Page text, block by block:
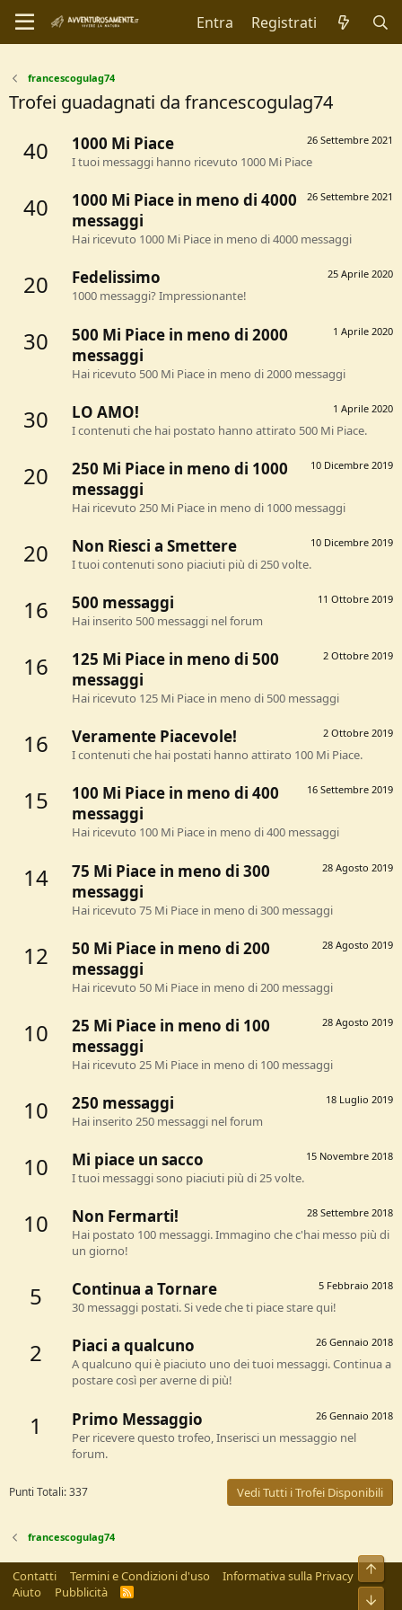
Entra Registrati
francescogulag74
Trofei guadagnati da francescogulag74
40 26 Settembre 2021
1000 Mi Piace
I tuoi messaggi hanno ricevuto 1000 Mi Piace
40 26 Settembre 2021
1000 Mi Piace in meno di 4000
messaggi
Hai ricevuto 1000 Mi Piace in meno di 4000 messaggi
20 25 Aprile 2020
Fedelissimo
1000 messaggi? Impressionante!
30 1 Aprile 2020
500 Mi Piace in meno di 2000
messaggi
Hai ricevuto 500 Mi Piace in meno di 2000 messaggi
30 1 Aprile 2020
LO AMO!
I contenuti che hai postato hanno attirato 500 Mi Piace.
20 10 Dicembre 2019
250 Mi Piace in meno di 1000
messaggi
Hai ricevuto 250 Mi Piace in meno di 1000 messaggi
20 10 Dicembre 2019
Non Riesci a Smettere
I tuoi contenuti sono piaciuti più di 250 volte.
16 11 Ottobre 2019
500 messaggi
Hai inserito 500 messaggi nel forum
16 2 Ottobre 2019
125 Mi Piace in meno di 500
messaggi
Hai ricevuto 125 Mi Piace in meno di 500 messaggi
16 2 Ottobre 2019
Veramente Piacevole!
I contenuti che hai postati hanno attirato 100 Mi Piace.
15 16 Settembre 2019
100 Mi Piace in meno di 400
messaggi
Hai ricevuto 100 Mi Piace in meno di 400 messaggi
14 28 Agosto 2019
75 Mi Piace in meno di 300
messaggi
Hai ricevuto 75 Mi Piace in meno di 300 messaggi
12 28 Agosto 2019
50 Mi Piace in meno di 200
messaggi
Hai ricevuto 50 Mi Piace in meno di 200 messaggi
10 28 Agosto 2019
25 Mi Piace in meno di 100
messaggi
Hai ricevuto 25 Mi Piace in meno di 100 messaggi
10 18 Luglio 2019
250 messaggi
Hai inserito 250 messaggi nel forum
10 15 Novembre 2018
Mi piace un sacco
I tuoi messaggi sono piaciuti più di 25 volte.
10 28 Settembre 2018
Non Fermarti!
Hai postato 100 messaggi. Immagino che c'hai messo più di
un giorno!
5 5 Febbraio 2018
Continua a Tornare
30 messaggi postati. Si vede che ti piace stare qui!
2 26 Gennaio 2018
Piaci a qualcuno
A qualcuno qui è piaciuto uno dei tuoi messaggi. Continua a
postare così per averne di più!
1 26 Gennaio 2018
Primo Messaggio
Per ricevere questo trofeo, Inserisci un messaggio nel
forum.
Punti Totali: 337 Vedi Tutti i Trofei Disponibili
francescogulag74
Contatti Termini e Condizioni d'uso
Informativa sulla Privacy
Aiuto
Pubblicità
R
Alto